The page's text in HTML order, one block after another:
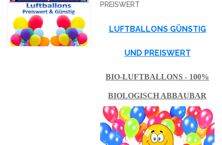
PREISWERT
LUFTBALLONS GÜNSTIG
UND PREISWERT
BIO-LUFTBALLONS - 100%
BIOLOGISCH ABBAUBAR